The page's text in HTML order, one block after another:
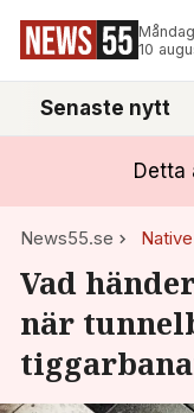
Måndag
10
Senaste nytt
Detta
News55.se
Vad
när